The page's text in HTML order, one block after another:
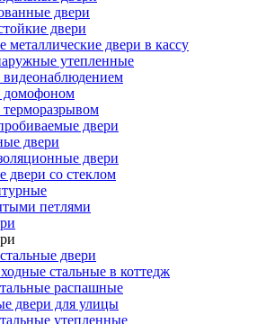
двери
двери
металлические двери в кассу
утепленные
видеонаблюдением
домофоном
терморазрывом
двери
двери
двери
двери со стеклом
петлями
двери
стальные в коттедж
распашные
двери для улицы
утепленные